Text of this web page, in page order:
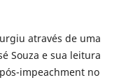
através de uma
Souza e sua leitura
impeachment no